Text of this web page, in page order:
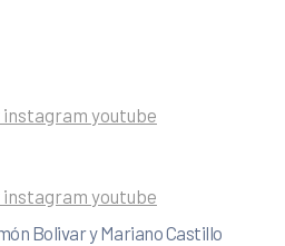
instagram youtube
instagram youtube
Bolivar y Mariano Castillo